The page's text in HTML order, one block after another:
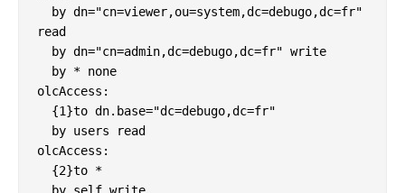
read
olcAccess:
olcAccess: